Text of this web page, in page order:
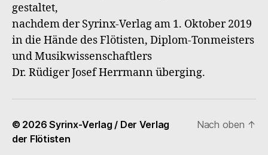
gestaltet,
nachdem der Syrinx-Verlag am 1. Oktober 2019
in die Hände des Flötisten, Diplom-Tonmeisters
und Musikwissenschaftlers
Dr. Rüdiger Josef Herrmann überging.
© 2026Syrinx-Verlag / Der Verlag
der Flötisten
Nach oben ↑